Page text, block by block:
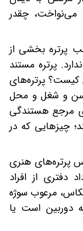
چقدر
پرتره بخشی از
پرتره مستند
کیست؟ پرتره‌های
و شغل و محل
مرجع هستندگی
چیزهایی که در
پرتره‌های هنری
دفتری از افراد
مرعوب سوژه
دوربین است یا